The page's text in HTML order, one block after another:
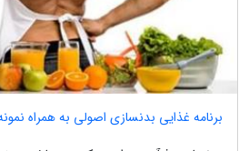
برنامه غذایی بدنسازی اصولی به همراه